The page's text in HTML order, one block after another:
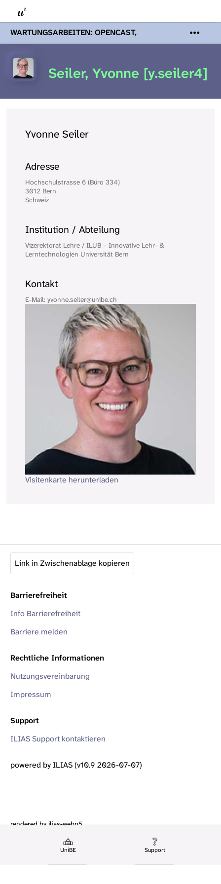
WARTUNGSARBEITEN: OPENCAST,
PODCASTS & TOBIRA
Mi 19. August
Wartungsarbeiten an den Opencast-
Servern werden Ihnen Podcasts,
UniBE Support
Seiler, Yvonne [y.seiler4]
Yvonne Seiler
Adresse
Hochschulstrasse 6 (Büro 334)
3012 Bern
Schweiz
Institution / Abteilung
Vizerektorat Lehre / ILUB – Innovative Lehr- &
Lerntechnologien Universität Bern
Kontakt
E-Mail: yvonne.seiler@unibe.ch
Visitenkarte herunterladen
Link in Zwischenablage kopieren
Barrierefreiheit
Info Barrierefreiheit
Barriere melden
Rechtliche Informationen
Nutzungsvereinbarung
Impressum
Support
ILIAS Support kontaktieren
powered by ILIAS (v10.9 2026-07-07)
rendered by ilias-webp5